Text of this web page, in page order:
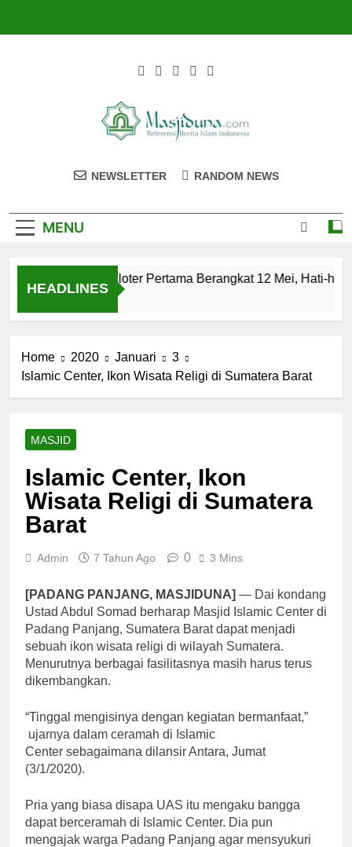
Masjiduna
NEWSLETTER RANDOM NEWS
MENU
HEADLINES
Jemaah Haji Kloter Pertama Berangkat 12 Mei, Hati-hati
Home 2020 Januari
3
Islamic Center, Ikon Wisata Religi di Sumatera Barat
MASJID
Islamic Center, Ikon
Wisata Religi di Sumatera
Barat
Admin 7 Tahun Ago 0 3 Mins
[PADANG PANJANG, MASJIDUNA] — Dai kondang
Ustad Abdul Somad berharap Masjid Islamic Center di
Padang Panjang, Sumatera Barat dapat menjadi
sebuah ikon wisata religi di wilayah Sumatera.
Menurutnya berbagai fasilitasnya masih harus terus
dikembangkan.
“Tinggal mengisinya dengan kegiatan bermanfaat,”
ujarnya dalam ceramah di Islamic
Center sebagaimana dilansir Antara, Jumat
(3/1/2020).
Pria yang biasa disapa UAS itu mengaku bangga
dapat berceramah di Islamic Center. Dia pun
mengajak warga Padang Panjang agar mensyukuri